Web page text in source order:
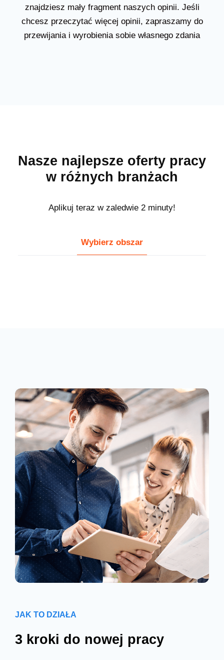
znajdziesz mały fragment naszych opinii. Jeśli
chcesz przeczytać więcej opinii, zapraszamy do
przewijania i wyrobienia sobie własnego zdania
Nasze najlepsze oferty pracy
w różnych branżach
Aplikuj teraz w zaledwie 2 minuty!
Wybierz obszar
JAK TO DZIAŁA
3 kroki do nowej pracy